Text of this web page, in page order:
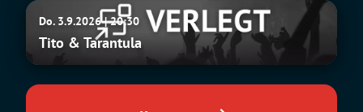
Tito
Tarantula
Do. 3.9.2026 | 20:30
Tito & Tarantula